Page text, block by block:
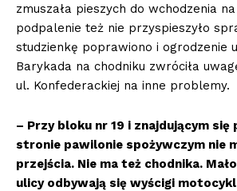
zmuszała pieszych do wchodzenia
podpalenie też nie przyspieszyło
studzienkę poprawiono i ogrodzenie
Barykada na chodniku zwróciła
ul. Konfederackiej na inne problemy.
– Przy bloku nr 19 i znajdującym się
stronie pawilonie spożywczym nie
przejścia. Nie ma też chodnika.
ulicy odbywają się wyścigi